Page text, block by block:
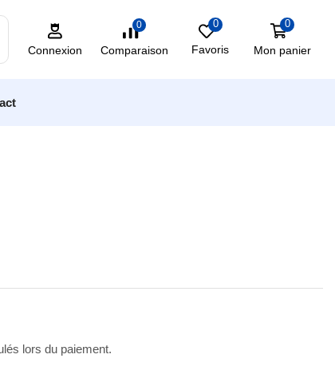
Connexion
0
Comparaison
0
Favoris
0
Mon panier
lors du paiement.